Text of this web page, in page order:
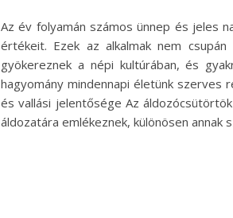
Az év folyamán számos ünnep és jeles
értékeit. Ezek az alkalmak nem
gyökereznek a népi kultúrában, és
hagyomány mindennapi életünk
és vallási jelentősége Az
áldozatára emlékeznek, különösen